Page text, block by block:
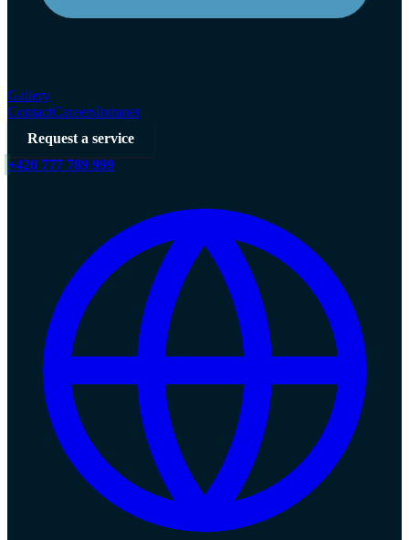
Gallery
ContactCareersIntranet
Request a service
+420 777 789 999